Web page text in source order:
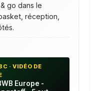
go dans le
réception,
· VIDÉO DE
Europe -